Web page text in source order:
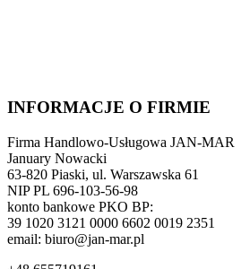
INFORMACJE O FIRMIE
Firma Handlowo-Usługowa JAN-MAR
January Nowacki
63-820 Piaski, ul. Warszawska 61
NIP PL 696-103-56-98
konto bankowe PKO BP:
39 1020 3121 0000 6602 0019 2351
email: biuro@jan-mar.pl